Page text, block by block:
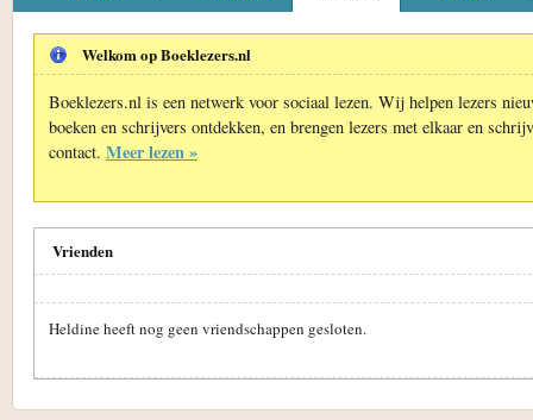
Welkom op Boeklezers.nl
Boeklezers.nl is een netwerk voor sociaal lezen. Wij helpen lezers
boeken en schrijvers ontdekken, en brengen lezers met elkaar en
contact. Meer lezen »
Vrienden
Heldine heeft nog geen vriendschappen gesloten.